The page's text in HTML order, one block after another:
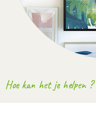
Hoe kan het je helpen ?